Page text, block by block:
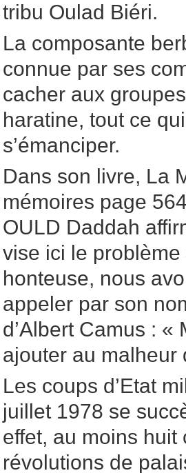
tribu Oulad Biéri.
La composante
connue par ses
cacher aux
haratine, tout ce
s’émanciper.
Dans son livre, La
mémoires page
OULD Daddah
vise ici le
honteuse, nous
appeler par son
d’Albert Camus : «
ajouter au malheur
Les coups d’Etat
juillet 1978 se
effet, au moins huit
révolutions de